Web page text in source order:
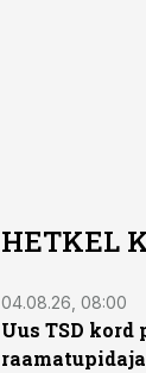
HETKEL
04.08.26, 08:00
Uus TSD kord